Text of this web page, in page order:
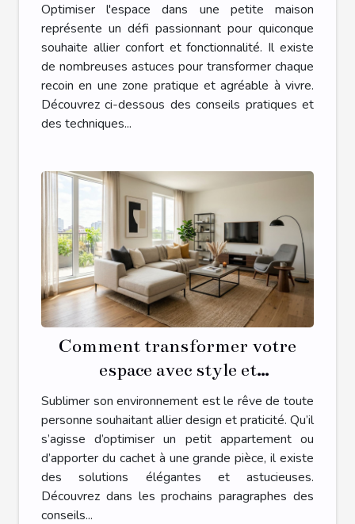
Optimiser l'espace dans une petite maison
représente un défi passionnant pour quiconque
souhaite allier confort et fonctionnalité. Il existe
de nombreuses astuces pour transformer chaque
recoin en une zone pratique et agréable à vivre.
Découvrez ci-dessous des conseils pratiques et
des techniques...
Comment transformer votre
espace avec style et
fonctionnalité?
Sublimer son environnement est le rêve de toute
personne souhaitant allier design et praticité. Qu’il
s’agisse d’optimiser un petit appartement ou
d’apporter du cachet à une grande pièce, il existe
des solutions élégantes et astucieuses.
Découvrez dans les prochains paragraphes des
conseils...